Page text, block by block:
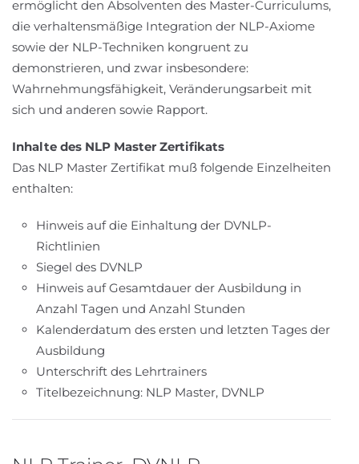
ermöglicht den Absolventen des Master-Curriculums,
die verhaltensmäßige Integration der NLP-Axiome
sowie der NLP-Techniken kongruent zu
demonstrieren, und zwar insbesondere:
Wahrnehmungsfähigkeit, Veränderungsarbeit mit
sich und anderen sowie Rapport.
Inhalte des NLP Master Zertifikats
Das NLP Master Zertifikat muß folgende Einzelheiten
enthalten:
Hinweis auf die Einhaltung der DVNLP-
Richtlinien
Siegel des DVNLP
Hinweis auf Gesamtdauer der Ausbildung in
Anzahl Tagen und Anzahl Stunden
Kalenderdatum des ersten und letzten Tages der
Ausbildung
Unterschrift des Lehrtrainers
Titelbezeichnung: NLP Master, DVNLP